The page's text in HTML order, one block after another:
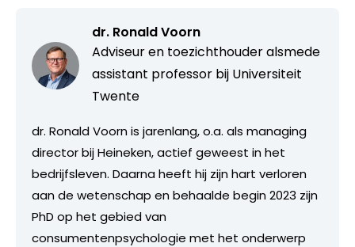
dr. Ronald Voorn
Adviseur en toezichthouder alsmede
assistant professor bij Universiteit
Twente
dr. Ronald Voorn is jarenlang, o.a. als managing
director bij Heineken, actief geweest in het
bedrijfsleven. Daarna heeft hij zijn hart verloren
aan de wetenschap en behaalde begin 2023 zijn
PhD op het gebied van
consumentenpsychologie met het onderwerp